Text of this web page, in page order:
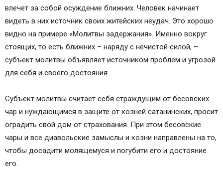
влечет за собой осуждение ближних. Человек начинает
видеть в них источник своих житейских неудач. Это хорошо
видно на примере «Молитвы задержания». Именно вокруг
стоящих, то есть ближних – наряду с нечистой силой, –
субъект молитвы объявляет источником проблем и угрозой
для себя и своего достояния.
Субъект молитвы считает себя страждущим от бесовских
чар и нуждающимся в защите от козней сатанинских, просит
оградить свой дом от страхования. При этом бесовские
чары и все диавольские замыслы и козни направлены на то,
чтобы досадити молящемуся и погубити его и достояние
его.